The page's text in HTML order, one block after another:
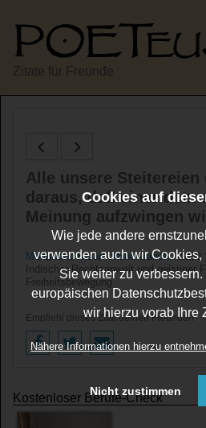
Cookies auf
Wie jede andere
verwenden auch wir Cookies,
Sie weiter zu
europäischen
wir hierzu vorab Ihre
Nähere Informationen hierzu
Nicht zustimmen
Zitate für Freunde
Alle unsere Steitereien
daraus, daß einer dem
Meinung aufzwingen
Mohandas Karamchand Gandhi*1869
Indischer Rechtsanwalt und geistiger
Freiheitsbewegung
Empfiehl dieses Zitat deinen Freunden
Kostenloser Berufe-Check